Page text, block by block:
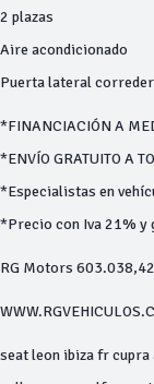
2 plazas
Aire acondicionado
Puerta lateral
*FINANCIACIÓN A
*ENVÍO GRATUITO A
*Especialistas en
*Precio con Iva 21% y
RG Motors
seat leon ibiza fr cupra